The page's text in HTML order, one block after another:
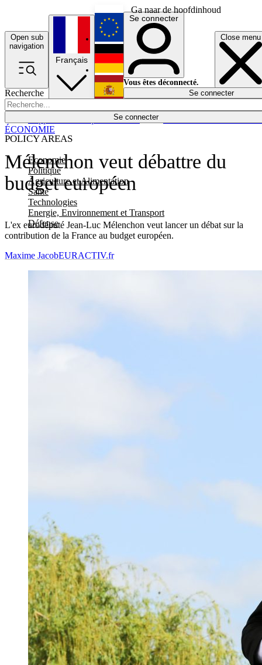
Ga naar de hoofdinhoud
Open sub
navigation
Close menu
Recherche
Se connecter
POLICY AREAS
Economie
Politique
Agriculture et Alimentation
Santé
Technologies
Energie, Environnement et Transport
Défense
Économie
Français
English
Deutsch
Español
Se connecter
Vous êtes déconnecté.
Se connecter
Mélenchon veut débattre du
budget européen
L'ex eurodéputé Jean-Luc Mélenchon veut lancer un débat sur la
contribution de la France au budget européen.
ÉCONOMIE
Maxime JacobEURACTIV.fr